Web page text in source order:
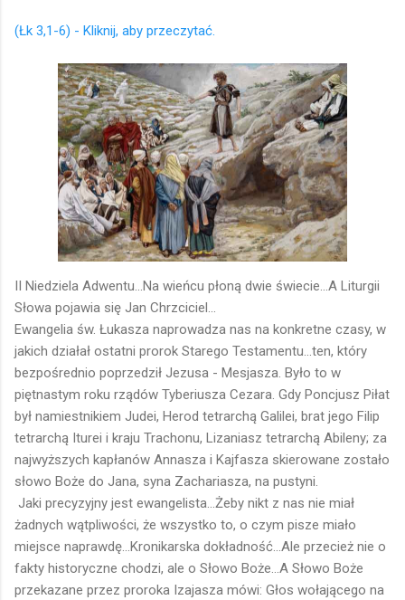
(Łk 3,1-6) - Kliknij, aby przeczytać.
II Niedziela Adwentu...Na wieńcu płoną dwie świecie...A Liturgii
Słowa pojawia się Jan Chrzciciel...
Ewangelia św. Łukasza naprowadza nas na konkretne czasy, w
jakich działał ostatni prorok Starego Testamentu...ten, który
bezpośrednio poprzedził Jezusa - Mesjasza. Było to w
piętnastym roku rządów Tyberiusza Cezara. Gdy Poncjusz Piłat
był namiestnikiem Judei, Herod tetrarchą Galilei, brat jego Filip
tetrarchą Iturei i kraju Trachonu, Lizaniasz tetrarchą Abileny; za
najwyższych kapłanów Annasza i Kajfasza skierowane zostało
słowo Boże do Jana, syna Zachariasza, na pustyni.
Jaki precyzyjny jest ewangelista...Żeby nikt z nas nie miał
żadnych wątpliwości, że wszystko to, o czym pisze miało
miejsce naprawdę...Kronikarska dokładność...Ale przecież nie o
fakty historyczne chodzi, ale o Słowo Boże...A Słowo Boże
przekazane przez proroka Izajasza mówi: Głos wołającego na